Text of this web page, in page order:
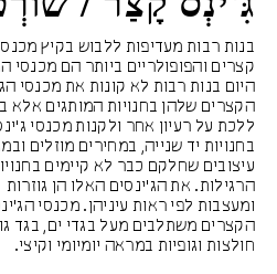
בנות רבות מעדיפות ללבוש בקיץ
קצרים והפופולריים ביותר הם מכנסי
היום בנות רבות לא קונות את מכנסי
הקצרים שלהן בחנויות המותגים אלא
ללכת על רעיון אחר ולקנות מכנסי
בחנויות יד שנייה, במחירים מוזלים
עיצובים שחלקם כבר לא קיימים
הרגילות. את הג'ינסים האלו הן גוזרות
ומעצבות לפי ראות עיניהן. מכנסי
הקצרים משתלבים מעל בגדי ים, בגד
חולצות וגופיות במראה יומיומי וקיצי.